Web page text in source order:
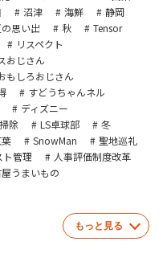
沼津 海鮮
静岡
思い出 秋
Tensor
リスペクト
おじさん
もしろおじさん
すどうちゃんネル
ディズニー
掃除 LS卓球部
冬
SnowMan
聖地巡礼
ト管理
人事評価制度改革
うまいもの
もっと見る